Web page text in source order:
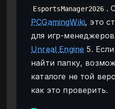
EsportsManager2026 .
PCGamingWiki, это
для игр-
Unreal Engine 5.
найти папку,
каталоге не той
как это проверить.